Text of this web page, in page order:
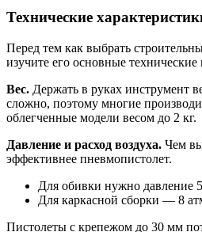
Технические
Перед тем как выбрать
изучите его основные технические
Вес. Держать в руках инструмент
сложно, поэтому многие
облегченные модели весом до 2 кг.
Давление и расход воздуха. Чем
эффективнее пневмопистолет.
Для обивки нужно давление
Для каркасной сборки — 8
Пистолеты с крепежом до 30 мм